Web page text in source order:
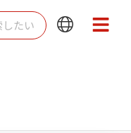
Main
Main